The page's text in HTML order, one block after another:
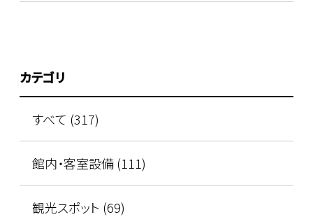
カテゴリ
すべて (317)
館内・客室設備 (111)
観光スポット (69)